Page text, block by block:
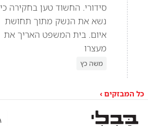
סידורי. החשוד טען בחקירה כי
נשא את הנשק מתוך תחושת
איום. בית המשפט האריך את
מעצרו
משה כץ
כל המבזקים ›